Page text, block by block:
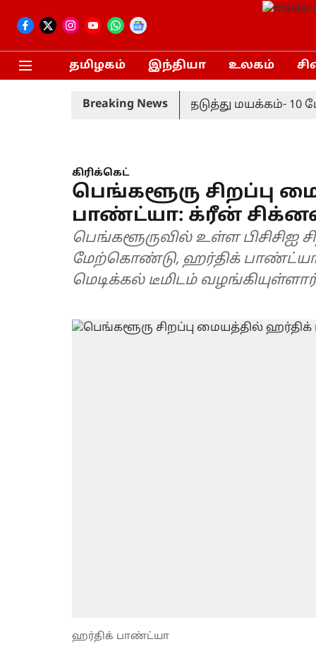
தமிழகம் இந்தியா உலகம்
Breaking News
காவலர்கள் அடுத்தடுத்து மயக்கம்- 10 பேர்
கிரிக்கெட்
பெங்களூரு சிறப்பு
பாண்ட்யா: க்ரீன் சிக்னல்
பெங்களூருவில் உள்ள பிசிசிஐ
மேற்கொண்டு, ஹர்திக்
மெடிக்கல் டீமிடம்
ஹர்திக் பாண்ட்யா